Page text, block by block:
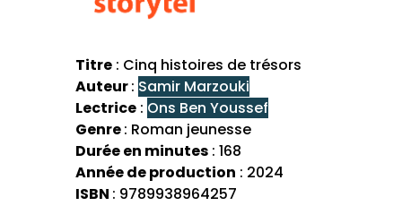
Titre : Cinq histoires de trésors
Auteur: Samir Marzouki
Lectrice : Ons Ben Youssef
Genre: Roman jeunesse
Durée en minutes : 168
Année de production : 2024
ISBN : 9789938964257